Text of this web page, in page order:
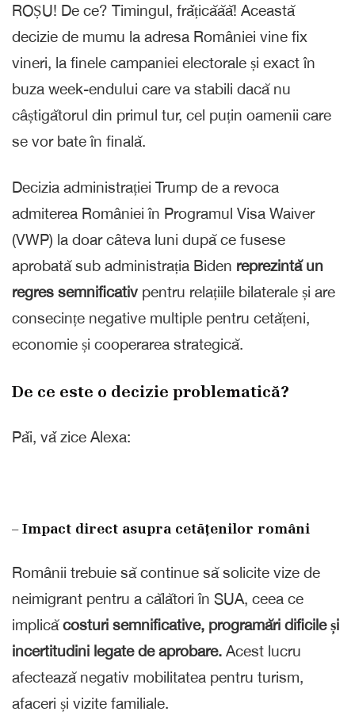
ROȘU! De ce? Timingul, frǎțicăăă! Această
decizie de mumu la adresa României vine fix
vineri, la finele campaniei electorale și exact în
buza week-endului care va stabili dacă nu
câștigătorul din primul tur, cel puțin oamenii care
se vor bate în finală.
Decizia administrației Trump de a revoca
admiterea României în Programul Visa Waiver
(VWP) la doar câteva luni după ce fusese
aprobată sub administrația Biden reprezintă un
regres semnificativ pentru relațiile bilaterale și are
consecințe negative multiple pentru cetățeni,
economie și cooperarea strategică.
De ce este o decizie problematică?
Pǎi, vǎ zice Alexa:
– Impact direct asupra cetățenilor români
Românii trebuie să continue să solicite vize de
neimigrant pentru a călători în SUA, ceea ce
implicăcosturi semnificative, programări dificile și
incertitudini legate de aprobare. Acest lucru
afectează negativ mobilitatea pentru turism,
afaceri și vizite familiale.